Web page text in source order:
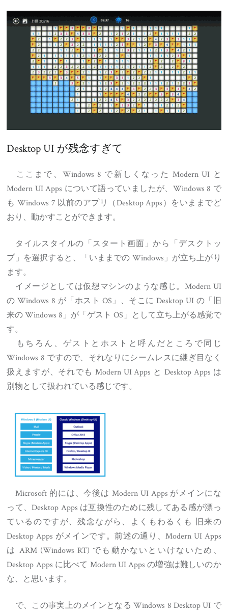
Desktop UI が残念すぎて
ここまで、Windows 8 で新しくなった Modern UI と
Modern UI Apps について語っていましたが、Windows 8 で
も Windows 7 以前のアプリ（Desktop Apps）をいままでど
おり、動かすことができます。
タイルスタイルの「スタート画面」から「デスクトッ
プ」を選択すると、「いままでの Windows」が立ち上がり
ます。
イメージとしては仮想マシンのような感じ。Modern UI
の Windows 8 が「ホスト OS」、そこに Desktop UI の「旧
来の Windows 8」が「ゲスト OS」として立ち上がる感覚で
す。
もちろん、ゲストとホストと呼んだところで同じ
Windows 8 ですので、それなりにシームレスに継ぎ目なく
扱えますが、それでも Modern UI Apps と Desktop Apps は
別物として扱われている感じです。
Microsoft 的には、今後は Modern UI Apps がメインにな
って、Desktop Apps は互換性のために残してある感が漂っ
ているのですが、残念ながら、よくもわるくも 旧来の
Desktop Apps がメインです。前述の通り、Modern UI Apps
は ARM (Windows RT) でも動かないといけないため、
Desktop Apps に比べて Modern UI Apps の増強は難しいのか
な、と思います。
で、この事実上のメインとなる Windows 8 Desktop UI で